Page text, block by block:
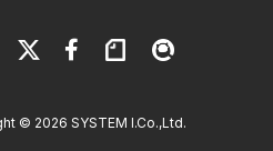
© 2026 SYSTEM I.Co.,Ltd.